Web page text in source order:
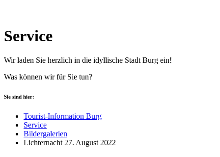
Service
Wir laden Sie herzlich in die idyllische Stadt Burg ein!
Was können wir für Sie tun?
Sie sind hier:
Tourist-Information Burg
Service
Bildergalerien
Lichternacht 27. August 2022